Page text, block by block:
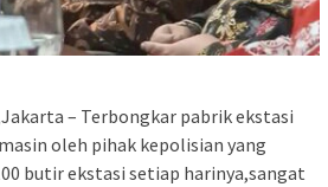
– Terbongkar pabrik ekstasi
oleh pihak kepolisian yang
butir ekstasi setiap harinya,sangat